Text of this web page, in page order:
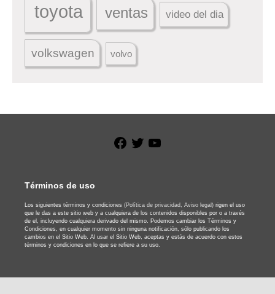
toyota ventas video del dia
volkswagen volvo
Facebook
Twitter
Términos de uso
Los siguientes términos y condiciones (Política de privacidad, Aviso legal) rigen el uso
que le das a este sitio web y a cualquiera de los contenidos disponibles por o a través
de el, incluyendo cualquiera derivado del mismo. Podemos cambiar los Términos y
Condiciones, en cualquier momento sin ninguna notificación, sólo publicando los
cambios en el Sitio Web. Al usar el Sitio Web, aceptas y estás de acuerdo con estos
términos y condiciones en lo que se refiere a su uso.